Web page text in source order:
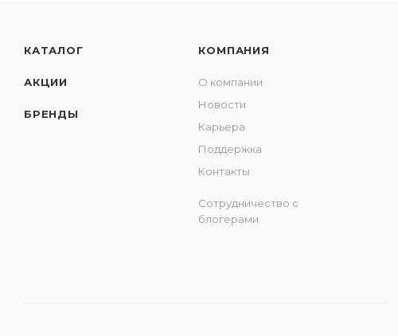
КАТАЛОГ
АКЦИИ
БРЕНДЫ
КОМПАНИЯ
О компании
Новости
Карьера
Поддержка
Контакты
Сотрудничество с
блогерами